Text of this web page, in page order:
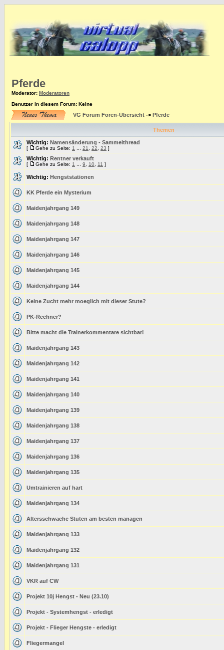
Pferde
Moderator: Moderatoren
Benutzer in diesem Forum: Keine
VG Forum Foren-Übersicht -> Pferde
Themen
Wichtig: Namensänderung - Sammelthread
[ Gehe zu Seite: 1 21 22 23 ]
Wichtig: Rentner verkauft
[ Gehe zu Seite: 1 9 10 11 ]
Wichtig: Hengststationen
KK Pferde ein Mysterium
Maidenjahrgang 149
Maidenjahrgang 148
Maidenjahrgang 147
Maidenjahrgang 146
Maidenjahrgang 145
Maidenjahrgang 144
Keine Zucht mehr moeglich mit dieser Stute?
PK-Rechner?
Bitte macht die Trainerkommentare sichtbar!
Maidenjahrgang 143
Maidenjahrgang 142
Maidenjahrgang 141
Maidenjahrgang 140
Maidenjahrgang 139
Maidenjahrgang 138
Maidenjahrgang 137
Maidenjahrgang 136
Maidenjahrgang 135
Umtrainieren auf hart
Maidenjahrgang 134
Altersschwache Stuten am besten managen
Maidenjahrgang 133
Maidenjahrgang 132
Maidenjahrgang 131
VKR auf CW
Projekt 10j Hengst - Neu (23.10)
Projekt - Systemhengst - erledigt
Projekt - Flieger Hengste - erledigt
Fliegermangel